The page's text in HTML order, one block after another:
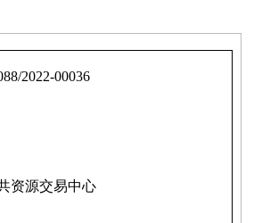
2022-00036
资源交易中心